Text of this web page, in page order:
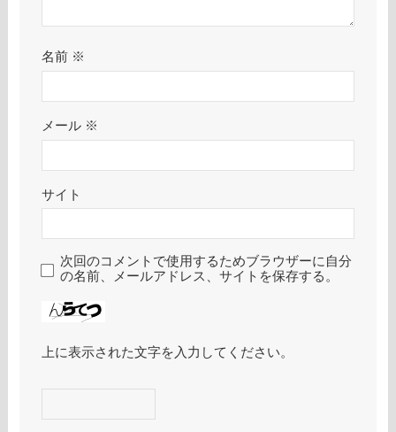
名前 ※
メール ※
サイト
次回のコメントで使用するためブラウザーに自分
の名前、メールアドレス、サイトを保存する。
上に表示された文字を入力してください。